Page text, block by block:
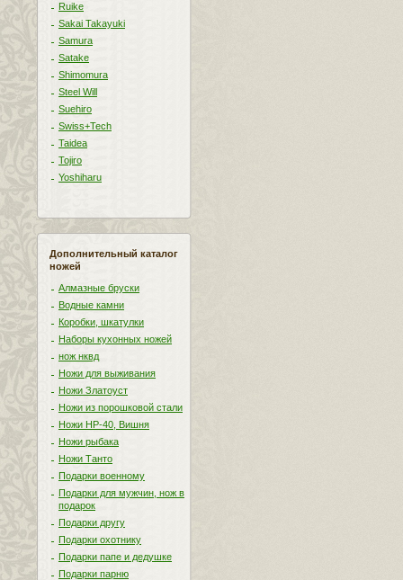
Ruike
Sakai Takayuki
Samura
Satake
Shimomura
Steel Will
Suehiro
Swiss+Tech
Taidea
Tojiro
Yoshiharu
Дополнительный каталог
ножей
Алмазные бруски
Водные камни
Коробки, шкатулки
Наборы кухонных ножей
нож нквд
Ножи для выживания
Ножи Златоуст
Ножи из порошковой стали
Ножи НР-40, Вишня
Ножи рыбака
Ножи Танто
Подарки военному
Подарки для мужчин, нож в
подарок
Подарки другу
Подарки охотнику
Подарки папе и дедушке
Подарки парню